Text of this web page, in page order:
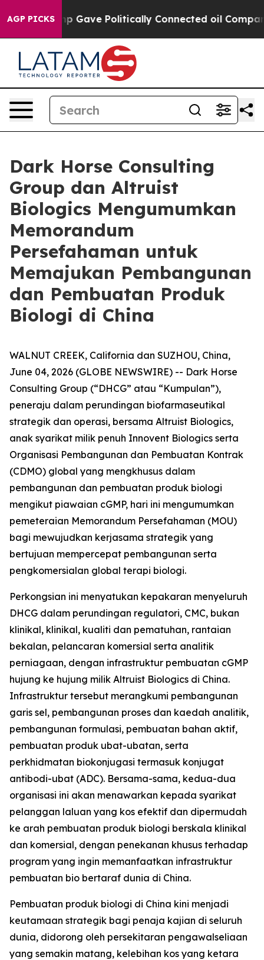
AGP PICKS
Trump Gave Politically Connected oil Companies
Dark Horse Consulting
Group dan Altruist
Biologics Mengumumkan
Memorandum
Persefahaman untuk
Memajukan Pembangunan
dan Pembuatan Produk
Biologi di China
WALNUT CREEK, California dan SUZHOU, China,
June 04, 2026 (GLOBE NEWSWIRE) -- Dark Horse
Consulting Group (“DHCG” atau “Kumpulan”),
peneraju dalam perundingan biofarmaseutikal
strategik dan operasi, bersama Altruist Biologics,
anak syarikat milik penuh Innovent Biologics serta
Organisasi Pembangunan dan Pembuatan Kontrak
(CDMO) global yang mengkhusus dalam
pembangunan dan pembuatan produk biologi
mengikut piawaian cGMP, hari ini mengumumkan
pemeteraian Memorandum Persefahaman (MOU)
bagi mewujudkan kerjasama strategik yang
bertujuan mempercepat pembangunan serta
pengkomersialan global terapi biologi.
Perkongsian ini menyatukan kepakaran menyeluruh
DHCG dalam perundingan regulatori, CMC, bukan
klinikal, klinikal, kualiti dan pematuhan, rantaian
bekalan, pelancaran komersial serta analitik
perniagaan, dengan infrastruktur pembuatan cGMP
hujung ke hujung milik Altruist Biologics di China.
Infrastruktur tersebut merangkumi pembangunan
garis sel, pembangunan proses dan kaedah analitik,
pembangunan formulasi, pembuatan bahan aktif,
pembuatan produk ubat-ubatan, serta
perkhidmatan biokonjugasi termasuk konjugat
antibodi-ubat (ADC). Bersama-sama, kedua-dua
organisasi ini akan menawarkan kepada syarikat
pelanggan laluan yang kos efektif dan dipermudah
ke arah pembuatan produk biologi berskala klinikal
dan komersial, dengan penekanan khusus terhadap
program yang ingin memanfaatkan infrastruktur
pembuatan bio bertaraf dunia di China.
Pembuatan produk biologi di China kini menjadi
keutamaan strategik bagi penaja kajian di seluruh
dunia, didorong oleh persekitaran pengawalseliaan
yang semakin matang, kelebihan kos yang ketara